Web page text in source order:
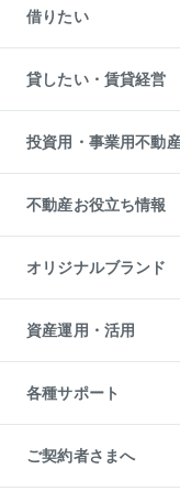
中古一戸建ての購入
不動産購入の流れ
注目キーワード物件特集
購入ガイド
English 繁体中文簡体中
一戸建ての売却・査定
土地の売却・査定
スピードAI査定
不動産査定について
不動産売却の流れ
不動産買換えの流れ
売却ガイド
借りたい
オフィス・店舗の賃貸
借りるときの流れ
借りるガイド
貸したい・賃貸経営
マンション賃料データ
賃貸管理プラン
リロケーションについて
貸すガイド
投資用・事業用不動
事業用不動産
マンション投資
投資用マンション
アパート経営
収益物件
ビル購入（ビル一棟）
投資用不動産の売却査定
事業用不動産の売却査定
不動産お役立ち情報
マンションライブラリー
人気マンションランキング
暮らしに役立つ不動産メ
不動産相場・不動産価格
不動産コラム・ニュース
不動産用語集
不動産なんでもネット相
住まいの税金
オリジナルブランド
一棟リノベーションマン
L`GENTE（ルジェンテ）
区分リノベーションマン
投資用一棟レジデンス
不動産小口投資
LEGACIA（レガシア）
資産運用・活用
不動産M&A
アセットマネジメント・
各種サポート
相続サポート
リフォームサポート
ご契約者さまへ